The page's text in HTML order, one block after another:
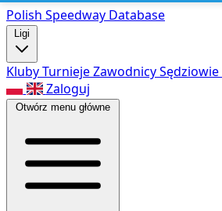
Polish Speedway Database
Ligi
KlubyTurniejeZawodnicySędziowie
Zaloguj
Otwórz menu główne